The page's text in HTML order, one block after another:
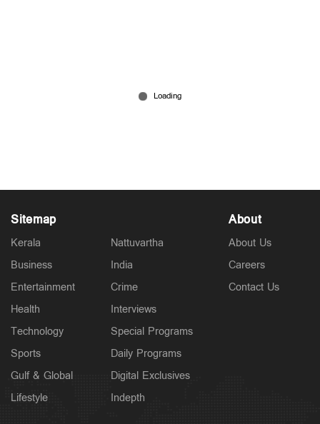
ഇറാന്റെ 10 നാവിക കപ്പലുകള്‍ തകര്‍ത്തെന്ന് വാദം;
യുദ്ധം ആഴ്ചകള്‍ നീളുമെന്ന് ട്രംപ്
Sitemap
Kerala
Business
Entertainment
Health
Technology
Sports
Gulf & Global
Lifestyle
Nattuvartha
India
Crime
Interviews
Special Programs
Daily Programs
Digital Exclusives
Indepth
About
About Us
Careers
Contact Us